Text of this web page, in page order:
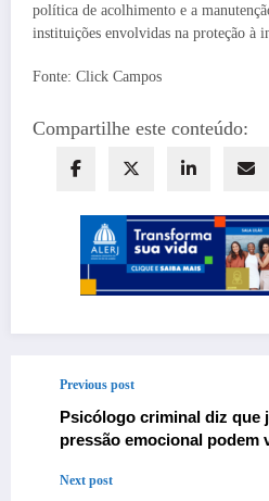
política de acolhimento e a
instituições envolvidas na proteção à
Fonte: Click Campos
Compartilhe este conteúdo:
Previous post
Psicólogo criminal diz que
pressão emocional podem
Next post